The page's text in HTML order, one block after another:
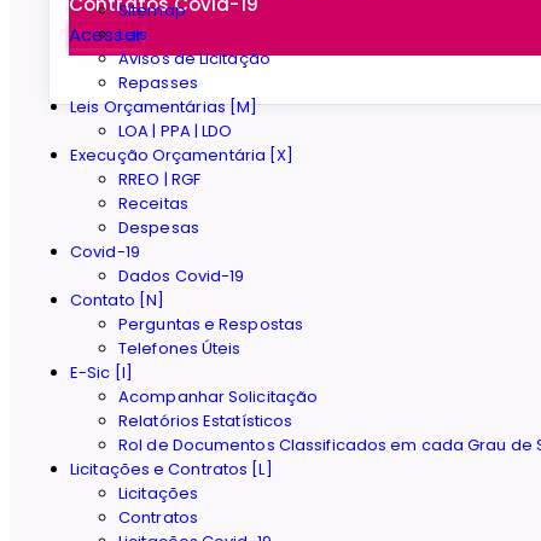
Sitemap
Leis
Avisos de Licitação
Repasses
Leis Orçamentárias [M]
LOA | PPA | LDO
Execução Orçamentária [X]
RREO | RGF
Receitas
Despesas
Covid-19
Dados Covid-19
Contato [N]
Perguntas e Respostas
Telefones Úteis
E-Sic [I]
Acompanhar Solicitação
Relatórios Estatísticos
Rol de Documentos Classificados em cada Grau de
Licitações e Contratos [L]
Licitações
Contratos
Acessar